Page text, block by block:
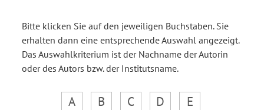
Bitte klicken Sie auf den jeweiligen Buchstaben. Sie
erhalten dann eine entsprechende Auswahl angezeigt.
Das Auswahlkriterium ist der Nachname der Autorin
oder des Autors bzw. der Institutsname.
A B C D
E